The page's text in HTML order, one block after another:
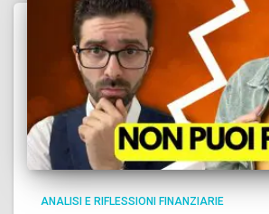
ANALISI E RIFLESSIONI FINANZIARIE